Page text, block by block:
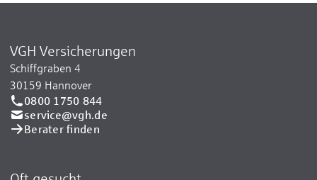
VGH Versicherungen
Schiffgraben 4
30159 Hannover
0800 1750 844
service@vgh.de
Berater finden